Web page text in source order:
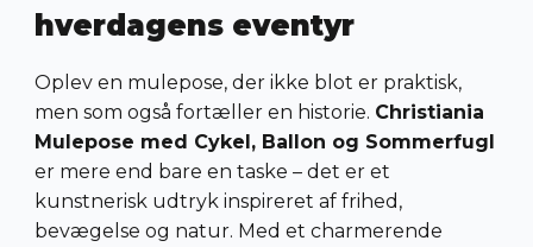
hverdagens eventyr
Oplev en mulepose, der ikke blot er praktisk,
men som også fortæller en historie. Christiania
Mulepose med Cykel, Ballon og Sommerfugl
er mere end bare en taske – det er et
kunstnerisk udtryk inspireret af frihed,
bevægelse og natur. Med et charmerende